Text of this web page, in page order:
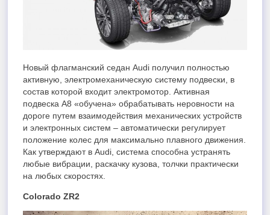
Новый флагманский седан Audi получил полностью
активную, электромеханическую систему подвески, в
состав которой входит электромотор. Активная
подвеска А8 «обучена» обрабатывать неровности на
дороге путем взаимодействия механических устройств
и электронных систем – автоматически регулирует
положение колес для максимально плавного движения.
Как утверждают в Audi, система способна устранять
любые вибрации, раскачку кузова, толчки практически
на любых скоростях.
Colorado ZR2